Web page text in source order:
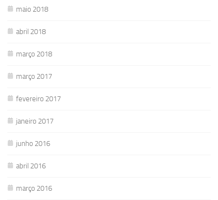
maio 2018
abril 2018
março 2018
março 2017
fevereiro 2017
janeiro 2017
junho 2016
abril 2016
março 2016